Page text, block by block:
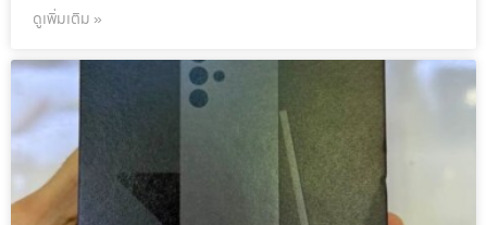
ดูเพิ่มเติม »